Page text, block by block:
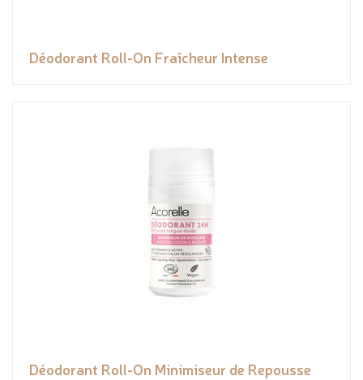
Déodorant Roll-On Fraîcheur Intense
Déodorant Roll-On Minimiseur de Repousse